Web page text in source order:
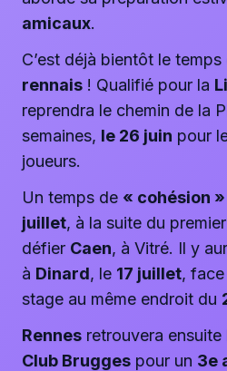
amicaux.
C’est déjà bientôt le
rennais ! Qualifié pour la
reprendra le chemin de la
semaines, le 26 juin pour
joueurs.
Un temps de « cohésion »
juillet, à la suite du
défier Caen, à Vitré. Il y
à Dinard, le 17 juillet, face
stage au même endroit du
Rennes retrouvera ensuite
Club Brugges pour un 3e